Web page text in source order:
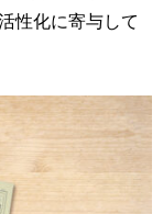
性化に寄与して